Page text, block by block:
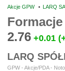
Akcje GPW • LARQ
2.76 +0.01
LARQ
GPW - Akcje/PDA -
49